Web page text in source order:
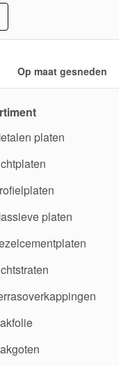
Op maat gesneden
platen
platen